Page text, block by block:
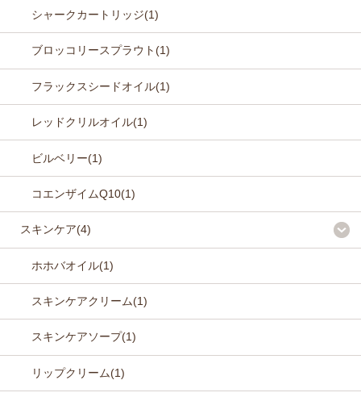
シャークカートリッジ(1)
ブロッコリースプラウト(1)
フラックスシードオイル(1)
レッドクリルオイル(1)
ビルベリー(1)
コエンザイムQ10(1)
スキンケア(4)
ホホバオイル(1)
スキンケアクリーム(1)
スキンケアソープ(1)
リップクリーム(1)